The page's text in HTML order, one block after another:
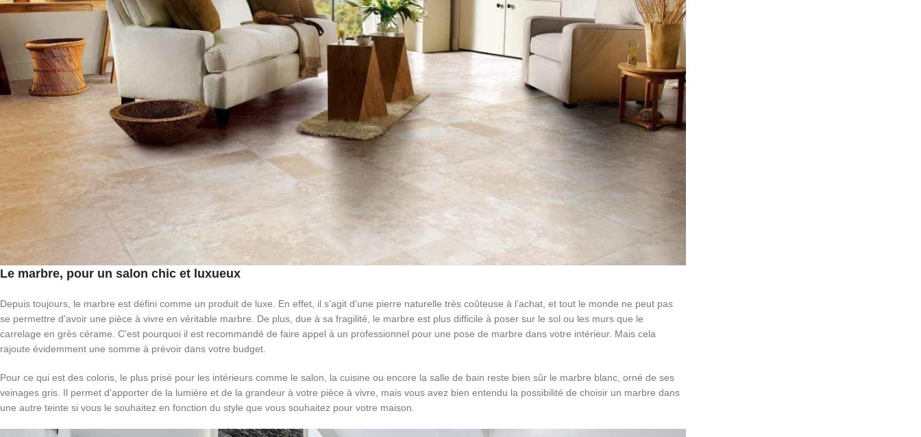
Le marbre, pour un salon chic et luxueux
Depuis toujours, le marbre est défini comme un produit de luxe. En effet, il s’agit d’une pierre naturelle très coûteuse à l’achat, et tout le monde ne peut pas
se permettre d’avoir une pièce à vivre en véritable marbre. De plus, due à sa fragilité, le marbre est plus difficile à poser sur le sol ou les murs que le
carrelage en grès cérame. C’est pourquoi il est recommandé de faire appel à un professionnel pour une pose de marbre dans votre intérieur. Mais cela
rajoute évidemment une somme à prévoir dans votre budget.
Pour ce qui est des coloris, le plus prisé pour les intérieurs comme le salon, la cuisine ou encore la salle de bain reste bien sûr le marbre blanc, orné de ses
veinages gris. Il permet d’apporter de la lumière et de la grandeur à votre pièce à vivre, mais vous avez bien entendu la possibilité de choisir un marbre dans
une autre teinte si vous le souhaitez en fonction du style que vous souhaitez pour votre maison.